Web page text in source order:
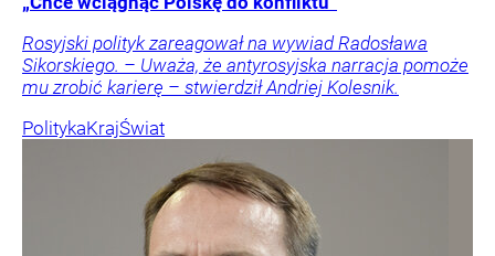
Rosyjski polityk zareagował na wywiad Radosława
Sikorskiego. – Uważa, że antyrosyjska narracja pomoże
mu zrobić karierę – stwierdził Andriej Kolesnik.
PolitykaKrajŚwiat